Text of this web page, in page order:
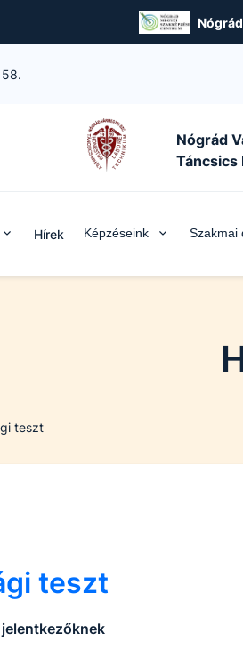
Nógrád
Táncsics
Hírek Képzéseink Szakmai
teszt
teszt